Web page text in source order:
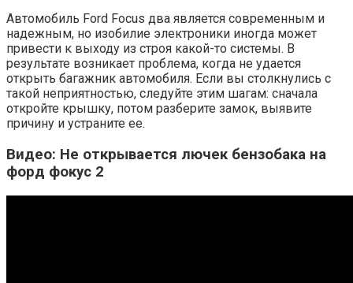
Автомобиль Ford Focus два является современным и
надежным, но изобилие электроники иногда может
привести к выходу из строя какой-то системы. В
результате возникает проблема, когда не удается
открыть багажник автомобиля. Если вы столкнулись с
такой неприятностью, следуйте этим шагам: сначала
откройте крышку, потом разберите замок, выявите
причину и устраните ее.
Видео: Не открывается лючек бензобака на
форд фокус 2